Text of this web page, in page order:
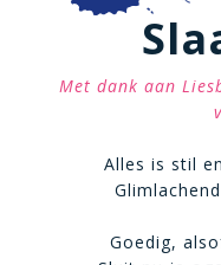
Met dank aan
Alles is stil
Goedig,